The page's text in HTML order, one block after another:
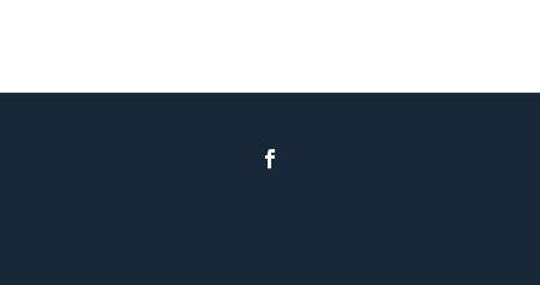
odkryj
Intensywny